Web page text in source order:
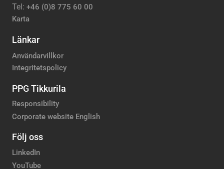
Tel: +46 (0)8 775 60 00
Karta
Länkar
Användarvillkor
Integritetspolicy
PPG Tikkurila
Responsibility
Corporate website English
Följ oss
LinkedIn
YouTube